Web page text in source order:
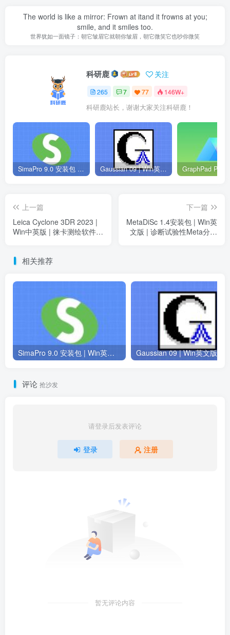
The world is like a mirror: Frown at itand it frowns at you;
smile, and it smiles too.
世界犹如一面镜子：朝它皱眉它就朝你皱眉，朝它微笑它也吵你微笑
科研鹿 关注
265 7 77 146W+
科研鹿站长，谢谢大家关注科研鹿！
SimaPro 9.0 安装包 | Win英文版 | 生命周期评估软件 | 安装教程 Gaussian 09 | Win英文版 | 量子化学软件 | 安装教程
上一篇
Leica Cyclone 3DR 2023 |
Win中英版 | 徕卡测绘软件 |
下一篇
MetaDiSc 1.4安装包 | Win英
文版 | 诊断试验性Meta分析
相关推荐
SimaPro 9.0 安装包 | Win英文版 | 生命周期评估软件 | 安装教程
评论 抢沙发
请登录后发表评论
登录 注册
暂无评论内容